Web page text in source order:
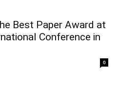
Best Paper Award at
Conference in
0